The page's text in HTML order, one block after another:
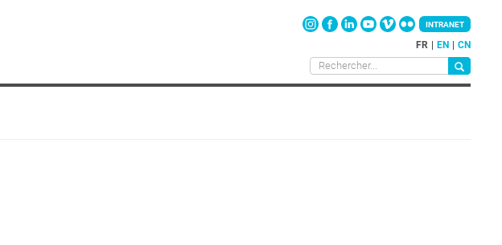
FR EN CN
INTRANET